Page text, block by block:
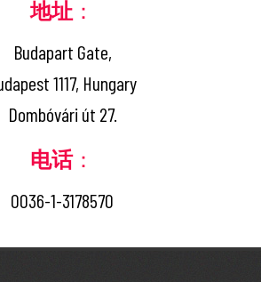
地址 ：
Budapart Gate,
1117, Hungary
Dombóvári út 27.
电话：
0036-1-3178570